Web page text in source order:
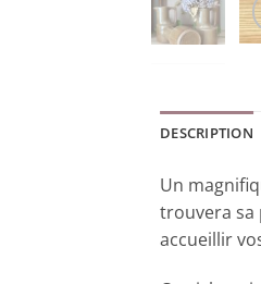
DESCRIPTION
Un
trouvera sa
accueillir